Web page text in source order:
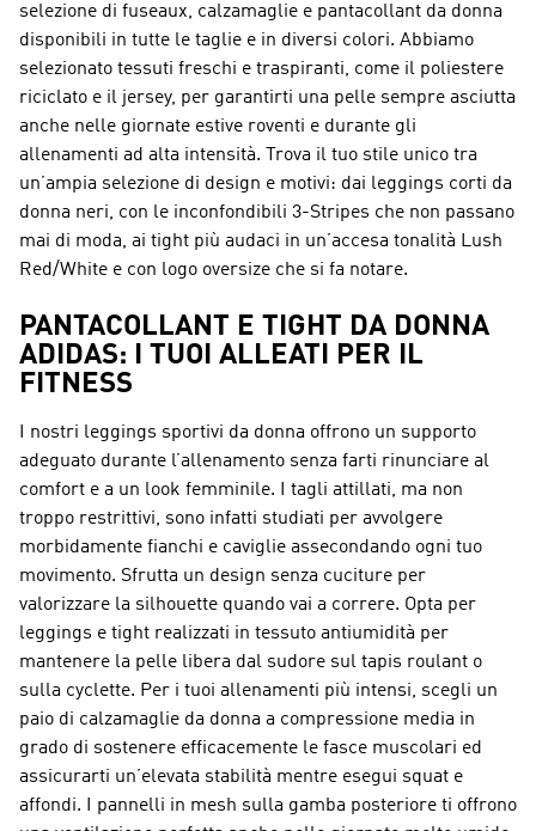
selezione di fuseaux, calzamaglie e pantacollant da donna
disponibili in tutte le taglie e in diversi colori. Abbiamo
selezionato tessuti freschi e traspiranti, come il poliestere
riciclato e il jersey, per garantirti una pelle sempre asciutta
anche nelle giornate estive roventi e durante gli
allenamenti ad alta intensità. Trova il tuo stile unico tra
un’ampia selezione di design e motivi: dai leggings corti da
donna neri, con le inconfondibili 3-Stripes che non passano
mai di moda, ai tight più audaci in un’accesa tonalità Lush
Red/White e con logo oversize che si fa notare.
PANTACOLLANT E TIGHT DA DONNA
ADIDAS: I TUOI ALLEATI PER IL
FITNESS
I nostri leggings sportivi da donna offrono un supporto
adeguato durante l’allenamento senza farti rinunciare al
comfort e a un look femminile. I tagli attillati, ma non
troppo restrittivi, sono infatti studiati per avvolgere
morbidamente fianchi e caviglie assecondando ogni tuo
movimento. Sfrutta un design senza cuciture per
valorizzare la silhouette quando vai a correre. Opta per
leggings e tight realizzati in tessuto antiumidità per
mantenere la pelle libera dal sudore sul tapis roulant o
sulla cyclette. Per i tuoi allenamenti più intensi, scegli un
paio di calzamaglie da donna a compressione media in
grado di sostenere efficacemente le fasce muscolari ed
assicurarti un’elevata stabilità mentre esegui squat e
affondi. I pannelli in mesh sulla gamba posteriore ti offrono